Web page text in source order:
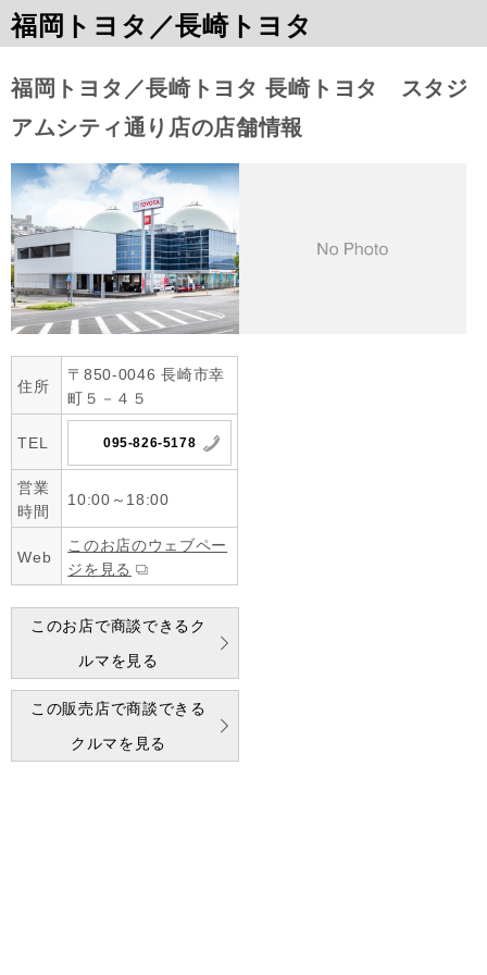
福岡トヨタ／長崎トヨタ
福岡トヨタ／長崎トヨタ 長崎トヨタ スタジ
アムシティ通り店の店舗情報
住所
〒850-0046 長崎市幸
町５－４５
TEL 095-826-5178
営業
時間
10:00～18:00
Web
このお店のウェブペー
ジを見る
このお店で商談できるク
ルマを見る
この販売店で商談できる
クルマを見る